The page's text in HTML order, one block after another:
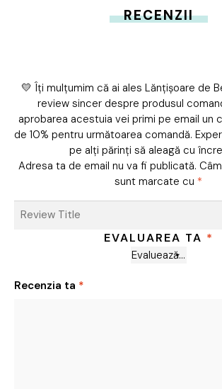
RECENZII
💛 Îți mulțumim că ai ales Lănțișoare de
review sincer despre produsul
aprobarea acestuia vei primi pe email un
de 10% pentru următoarea comandă.
pe alți părinți să aleagă cu
Adresa ta de email nu va fi publicată.
sunt marcate cu *
EVALUAREA TA *
Recenzia ta *